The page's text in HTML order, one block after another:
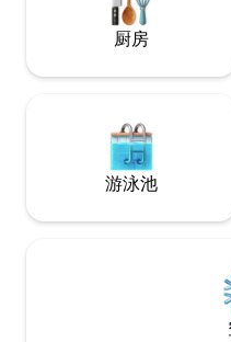
厨房
游泳池